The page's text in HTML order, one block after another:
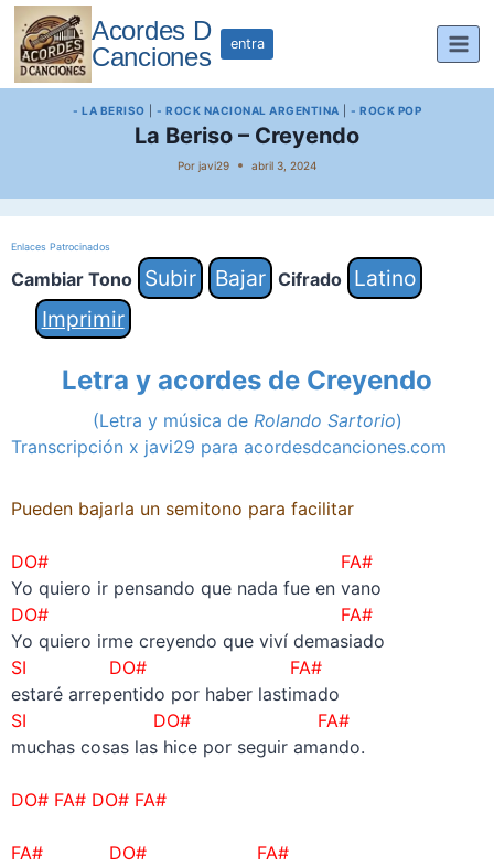
Saltar
contenido
Acordes D
Canciones
entra
- LA BERISO - ROCK NACIONAL ARGENTINA - ROCK POP
La Beriso – Creyendo
Por javi29 abril 3, 2024
Enlaces Patrocinados
Cambiar Tono Subir Bajar Cifrado
Latino
Imprimir
Letra y acordes de Creyendo
(Letra y música de Rolando Sartorio)
Transcripción x javi29 para acordesdcanciones.com
Pueden bajarla un semitono para facilitar
DO# FA#
Yo quiero ir pensando que nada fue en vano
DO# FA#
Yo quiero irme creyendo que viví demasiado
SI DO# FA#
estaré arrepentido por haber lastimado
SI DO# FA#
muchas cosas las hice por seguir amando.
DO# FA# DO# FA#
FA# DO# FA#